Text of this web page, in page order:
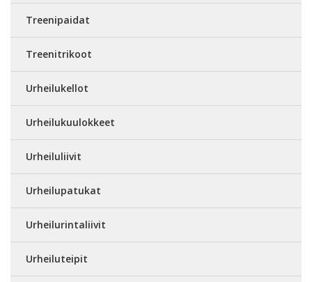
Treenipaidat
Treenitrikoot
Urheilukellot
Urheilukuulokkeet
Urheiluliivit
Urheilupatukat
Urheilurintaliivit
Urheiluteipit